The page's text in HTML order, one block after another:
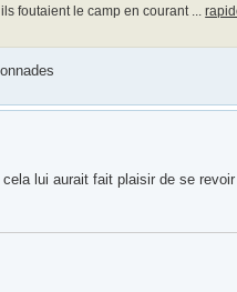
foutaient le camp en courant ...
lui aurait fait plaisir de se